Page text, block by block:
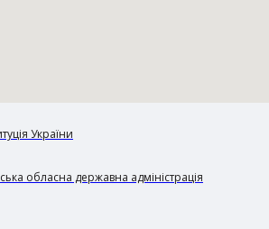
України
обласна державна адміністрація